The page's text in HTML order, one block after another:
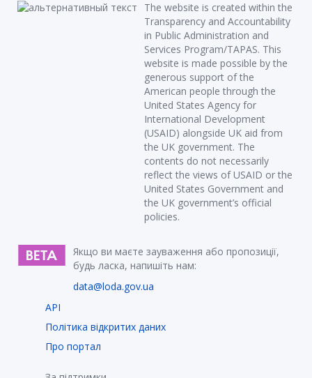
The website is created within the
Transparency and Accountability
in Public Administration and
Services Program/TAPAS. This
website is made possible by the
generous support of the
American people through the
United States Agency for
International Development
(USAID) alongside UK aid from
the UK government. The
contents do not necessarily
reflect the views of USAID or the
United States Government and
the UK government’s official
policies.
Якщо ви маєте зауваження або пропозиції,
будь ласка, напишіть нам:
data@loda.gov.ua
API
Політика відкритих даних
Про портал